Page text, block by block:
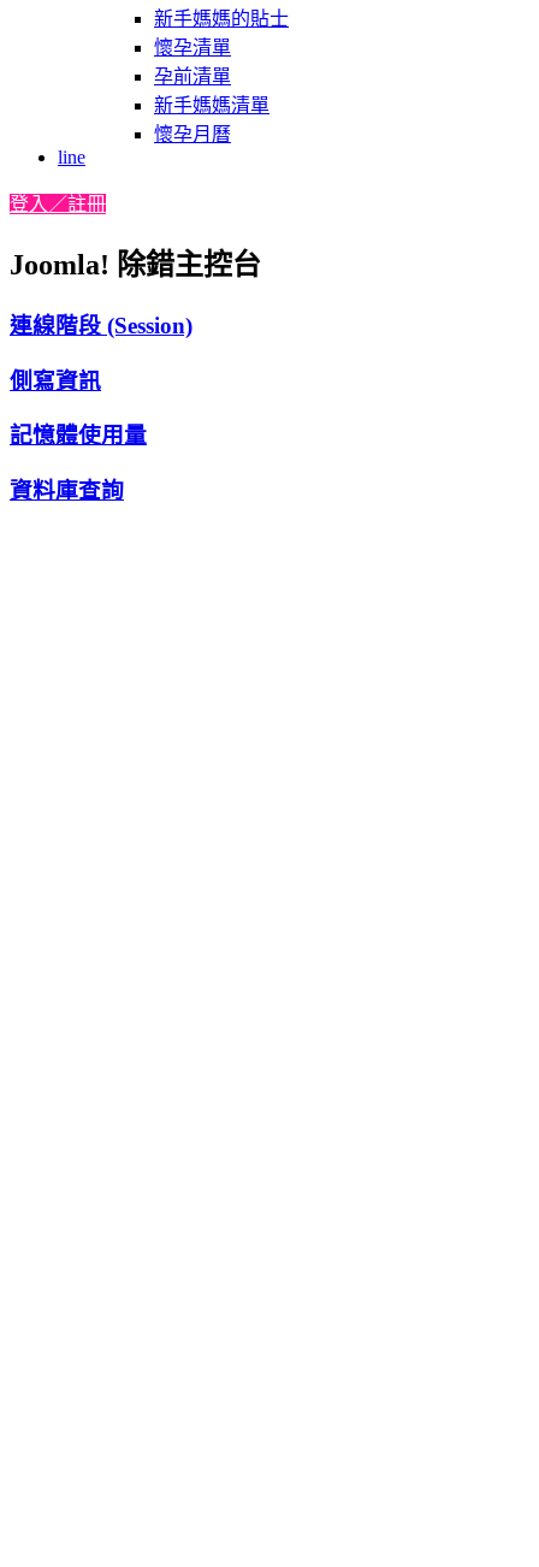
新手媽媽的貼士
懷孕清單
孕前清單
新手媽媽清單
懷孕月曆
line
登入／註冊
Joomla! 除錯主控台
連線階段 (Session)
側寫資訊
記憶體使用量
資料庫查詢